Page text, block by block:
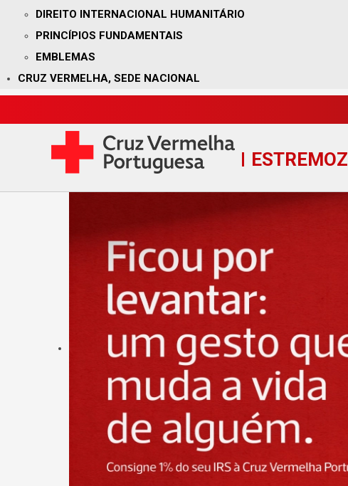
DIREITO INTERNACIONAL HUMANITÁRIO
PRINCÍPIOS FUNDAMENTAIS
EMBLEMAS
CRUZ VERMELHA, SEDE NACIONAL
ESTREMOZ